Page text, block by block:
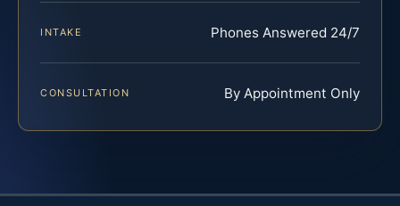
INTAKE Phones Answered 24/7
CONSULTATION By Appointment Only